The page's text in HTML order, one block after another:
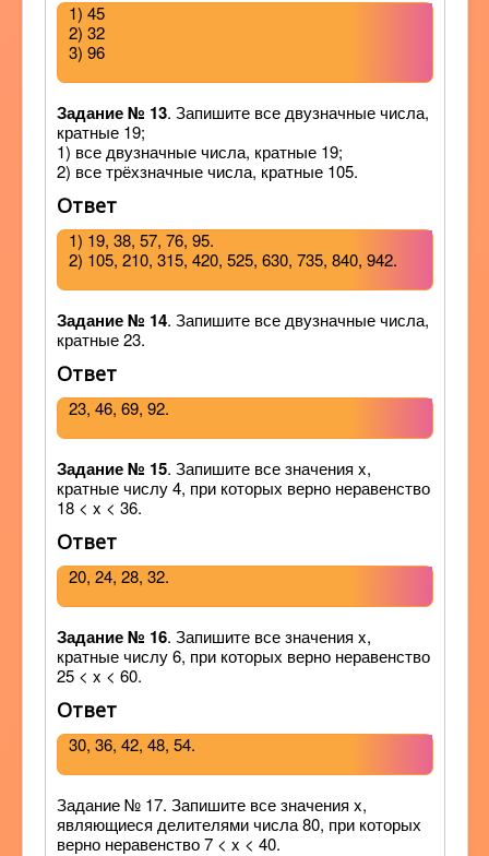
1) 45
2) 32
3) 96
Задание № 13. Запишите все двузначные числа,
кратные 19;
1) все двузначные числа, кратные 19;
2) все трёхзначные числа, кратные 105.
Ответ
1) 19, 38, 57, 76, 95.
2) 105, 210, 315, 420, 525, 630, 735, 840, 942.
Задание № 14. Запишите все двузначные числа,
кратные 23.
Ответ
23, 46, 69, 92.
Задание № 15. Запишите все значения x,
кратные числу 4, при которых верно неравенство
18 < x < 36.
Ответ
20, 24, 28, 32.
Задание № 16. Запишите все значения x,
кратные числу 6, при которых верно неравенство
25 < x < 60.
Ответ
30, 36, 42, 48, 54.
Задание № 17. Запишите все значения x,
являющиеся делителями числа 80, при которых
верно неравенство 7 < x < 40.